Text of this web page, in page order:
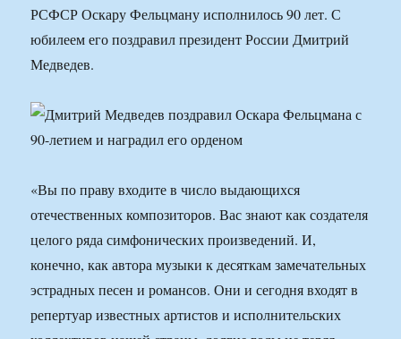
РСФСР Оскару Фельцману исполнилось 90 лет. С
юбилеем его поздравил президент России Дмитрий
Медведев.
«Вы по праву входите в число выдающихся
отечественных композиторов. Вас знают как создателя
целого ряда симфонических произведений. И,
конечно, как автора музыки к десяткам замечательных
эстрадных песен и романсов. Они и сегодня входят в
репертуар известных артистов и исполнительских